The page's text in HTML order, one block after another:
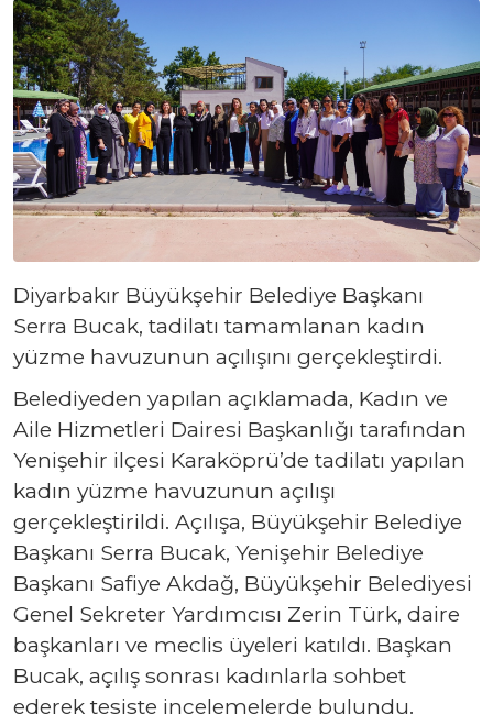
Diyarbakır Büyükşehir Belediye Başkanı
Serra Bucak, tadilatı tamamlanan kadın
yüzme havuzunun açılışını gerçekleştirdi.
Belediyeden yapılan açıklamada, Kadın ve
Aile Hizmetleri Dairesi Başkanlığı tarafından
Yenişehir ilçesi Karaköprü’de tadilatı yapılan
kadın yüzme havuzunun açılışı
gerçekleştirildi. Açılışa, Büyükşehir Belediye
Başkanı Serra Bucak, Yenişehir Belediye
Başkanı Safiye Akdağ, Büyükşehir Belediyesi
Genel Sekreter Yardımcısı Zerin Türk, daire
başkanları ve meclis üyeleri katıldı. Başkan
Bucak, açılış sonrası kadınlarla sohbet
ederek tesiste incelemelerde bulundu.